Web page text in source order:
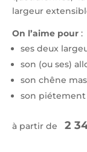
largeur
On l’aime pour :
ses deux
son (ou ses)
son chêne
son piétement
à partir de 2